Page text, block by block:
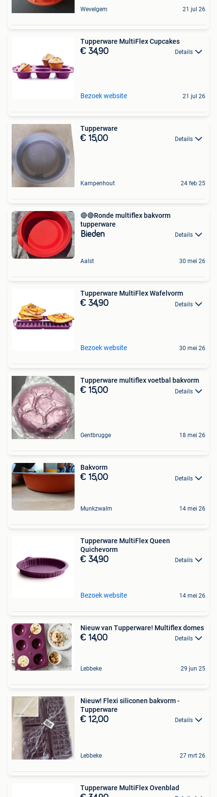
Wevelgem 21 jul 26
Tupperware MultiFlex Cupcakes
€ 34,90 Details
Bezoek website 21 jul 26
Tupperware
€ 15,00 Details
Kampenhout 24 feb 25
🔴🔴Ronde multiflex bakvorm
tupperware
Bieden Details
Aalst 30 mei 26
Tupperware MultiFlex Wafelvorm
€ 34,90 Details
Bezoek website 30 mei 26
Tupperware multiflex voetbal bakvorm
€ 15,00 Details
Gentbrugge 18 mei 26
Bakvorm
€ 15,00 Details
Munkzwalm 14 mei 26
Tupperware MultiFlex Queen
Quichevorm
€ 34,90 Details
Bezoek website 14 mei 26
Nieuw van Tupperware! Multiflex domes
€ 14,00 Details
Lebbeke 29 jun 25
Nieuw! Flexi siliconen bakvorm -
Tupperware
€ 12,00 Details
Lebbeke 27 mrt 26
Tupperware MultiFlex Ovenblad